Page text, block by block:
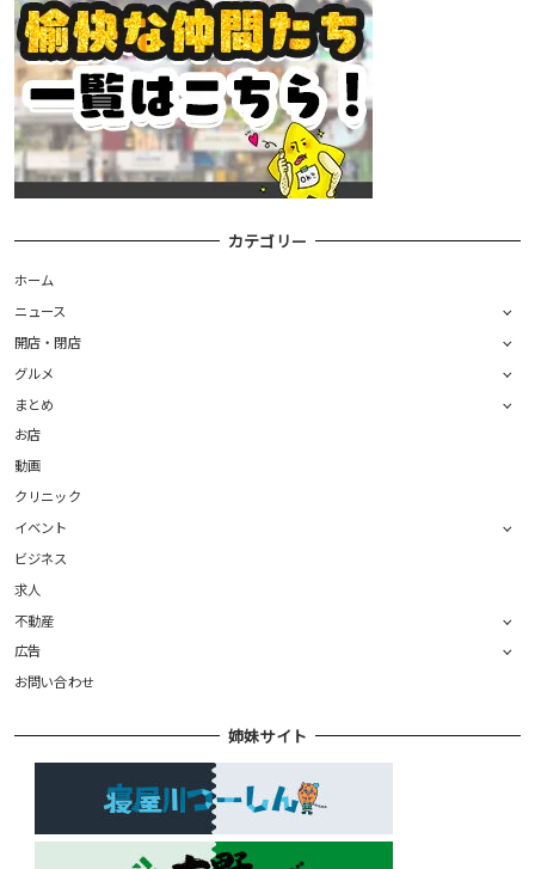
カテゴリー
ホーム
ニュース
開店・閉店
グルメ
まとめ
お店
動画
クリニック
イベント
ビジネス
求人
不動産
広告
お問い合わせ
姉妹サイト